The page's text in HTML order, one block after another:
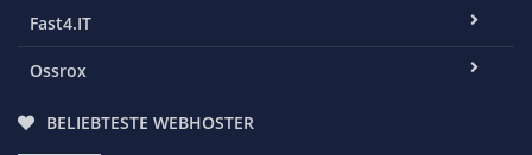
Fast4.IT
Ossrox
BELIEBTESTE WEBHOSTER